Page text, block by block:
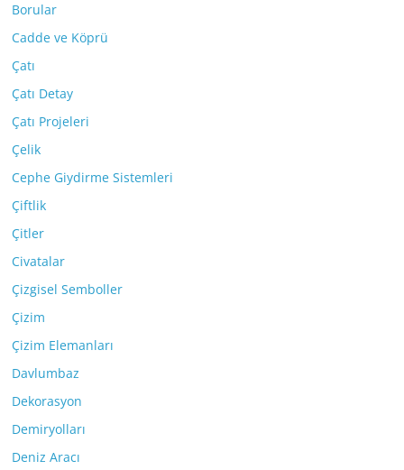
Borular
Cadde ve Köprü
Çatı
Çatı Detay
Çatı Projeleri
Çelik
Cephe Giydirme Sistemleri
Çiftlik
Çitler
Civatalar
Çizgisel Semboller
Çizim
Çizim Elemanları
Davlumbaz
Dekorasyon
Demiryolları
Deniz Aracı